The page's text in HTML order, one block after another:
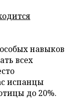
навыков
всех
испанцы
до 20%.